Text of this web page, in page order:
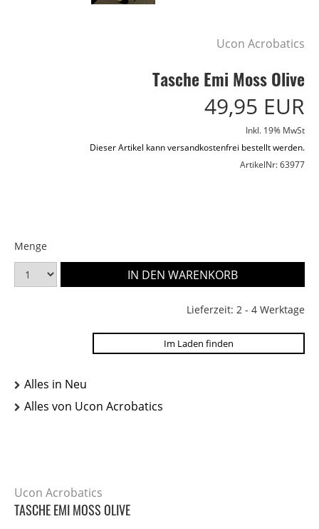
Ucon Acrobatics
Tasche Emi Moss Olive
49,95 EUR
Inkl. 19% MwSt
Dieser Artikel kann versandkostenfrei bestellt werden.
ArtikelNr: 63977
Menge
Lieferzeit: 2 - 4 Werktage
Im Laden finden
Alles in Neu
Alles von Ucon Acrobatics
Ucon Acrobatics
TASCHE EMI MOSS OLIVE